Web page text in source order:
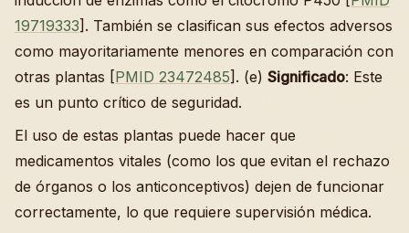
19719333]. También se clasifican sus efectos adversos
como mayoritariamente menores en comparación con
otras plantas [PMID 23472485]. (e) Significado: Este
es un punto crítico de seguridad.
El uso de estas plantas puede hacer que
medicamentos vitales (como los que evitan el rechazo
de órganos o los anticonceptivos) dejen de funcionar
correctamente, lo que requiere supervisión médica.